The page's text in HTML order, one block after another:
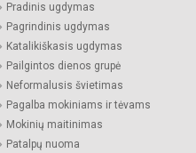
Pradinis ugdymas
Pagrindinis ugdymas
Katalikiškasis ugdymas
Pailgintos dienos grupė
Neformalusis švietimas
Pagalba mokiniams ir tėvams
Mokinių maitinimas
Patalpų nuoma